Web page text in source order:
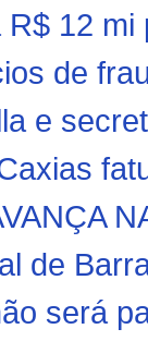
12
de
e
de
será